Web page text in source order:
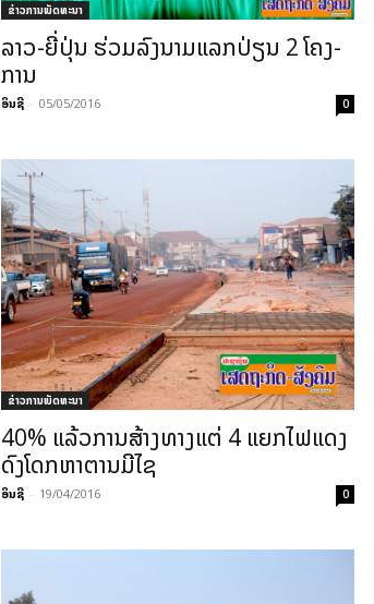
ຂ່າວການພັດທະນາ
ລາວ-ຍີ່­ປຸ່ນ ຮ່ວມ​ລົງ​ນາມແລກ­ປ່ຽນ 2 ໂຄງ­
ການ
ອິນຊີ - 05/05/2016 0
ຂ່າວການພັດທະນາ
40% ແລ້ວການສ້າງທາງແຕ່ 4 ແຍກໄຟແດງ
ດົງໂດກຫາຕານມີໄຊ
ອິນຊີ - 19/04/2016 0